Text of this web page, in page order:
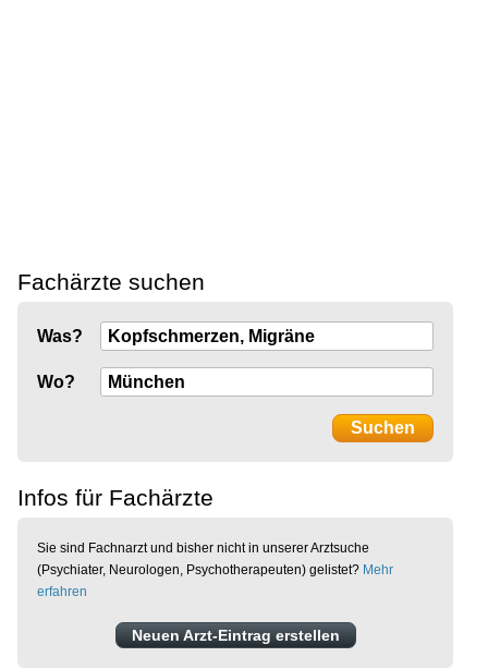
Fachärzte suchen
Was?
Wo?
Infos für Fachärzte
Sie sind Fachnarzt und bisher nicht in unserer Arztsuche
(Psychiater, Neurologen, Psychotherapeuten) gelistet? Mehr
erfahren
Neuen Arzt-Eintrag erstellen